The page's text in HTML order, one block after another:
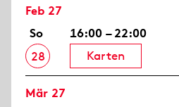
Feb 27
So
28
16:00 – 22:00
Karten
Mär 27